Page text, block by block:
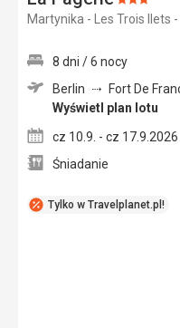
3/5
Martynika - Les Trois Ilets
Tylko w Travelplanet.pl!
8 dni / 6 nocy
Berlin
Fort De
Wyświetl plan lotu
cz 10.9. - cz 17.9.2026
Śniadanie